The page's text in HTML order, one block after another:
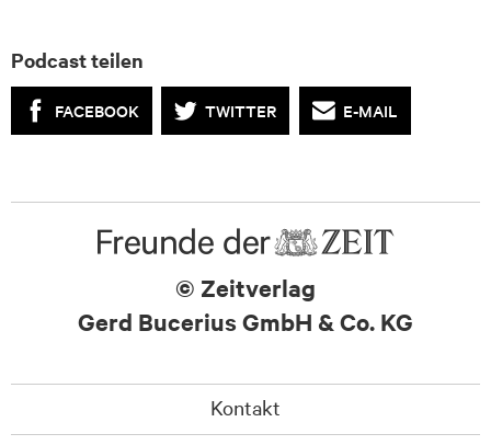
Podcast teilen
FACEBOOK TWITTER E-MAIL
© Zeitverlag
Gerd Bucerius GmbH & Co. KG
Kontakt